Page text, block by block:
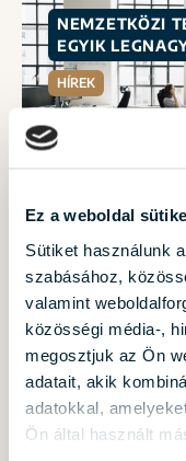
Ez a weboldal
Sütiket használunk
szabásához,
valamint
közösségi média-,
megosztjuk az Ön
adatait, akik
adatokkal,
Ön által használt
NEMZETKÖZI
EGYIK
HÍREK
2024.10.07.
LÁTVÁNYOS
LEGNAGYOBB
HÍREK
2024.09.23.